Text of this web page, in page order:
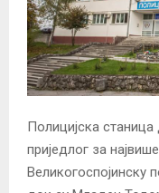
Полицијска
приједлог за
Великогоспојинску